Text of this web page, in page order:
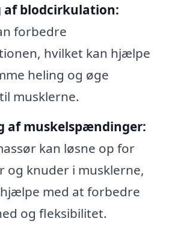
af blodcirkulation:
forbedre
hvilket kan hjælpe
heling og øge
musklerne.
af muskelspændinger:
kan løsne op for
og knuder i musklerne,
med at forbedre
og fleksibilitet.